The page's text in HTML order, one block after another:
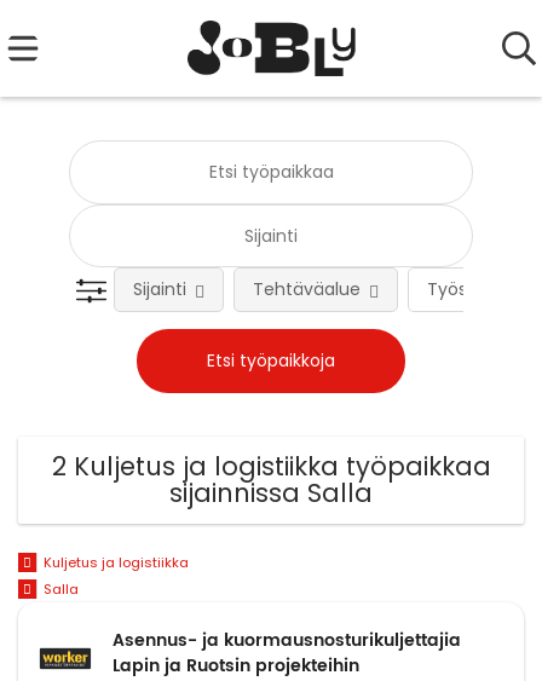
Työsuhteen
Sijainti Tehtäväalue
2 Kuljetus ja logistiikka työpaikkaa
sijainnissa Salla
Kuljetus ja logistiikka
Salla
Asennus- ja kuormausnosturikuljettajia
Lapin ja Ruotsin projekteihin